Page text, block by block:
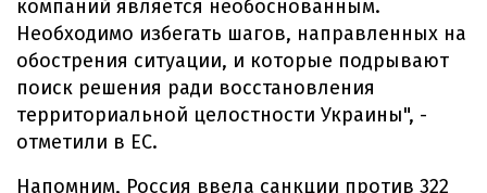
компаний является необоснованным.
Необходимо избегать шагов, направленных на
обострения ситуации, и которые подрывают
поиск решения ради восстановления
территориальной целостности Украины", -
отметили в ЕС.
Напомним, Россия ввела санкции против 322